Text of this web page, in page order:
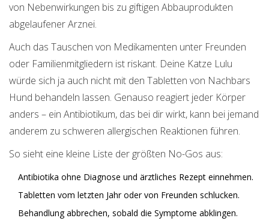
von Nebenwirkungen bis zu giftigen Abbauprodukten
abgelaufener Arznei.
Auch das Tauschen von Medikamenten unter Freunden
oder Familienmitgliedern ist riskant. Deine Katze Lulu
würde sich ja auch nicht mit den Tabletten von Nachbars
Hund behandeln lassen. Genauso reagiert jeder Körper
anders – ein Antibiotikum, das bei dir wirkt, kann bei jemand
anderem zu schweren allergischen Reaktionen führen.
So sieht eine kleine Liste der größten No-Gos aus:
Antibiotika ohne Diagnose und ärztliches Rezept einnehmen.
Tabletten vom letzten Jahr oder von Freunden schlucken.
Behandlung abbrechen, sobald die Symptome abklingen.